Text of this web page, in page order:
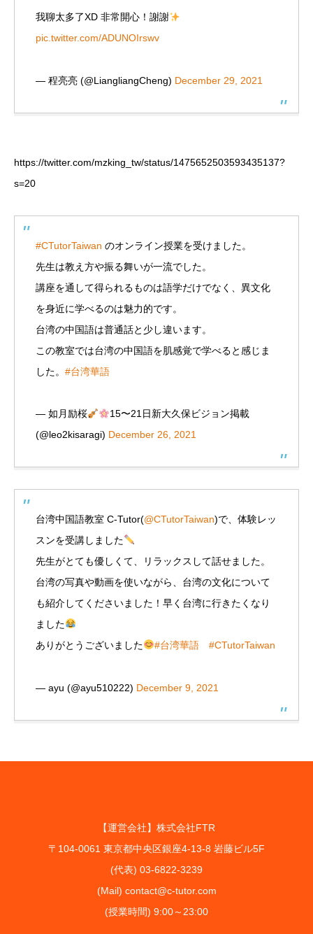
我聊太多了XD 非常開心！謝謝
pic.twitter.com/ADUNOIrswv
— 程亮亮 (@LiangliangCheng) December 29, 2021
https://twitter.com/mzking_tw/status/1475652503593435137?
s=20
#CTutorTaiwan のオンライン授業を受けました。
先生は教え方や振る舞いが一流でした。
講座を通して得られるものは語学だけでなく、異文化
を身近に学べるのは魅力的です。
台湾の中国語は普通話と少し違います。
この教室では台湾の中国語を肌感覚で学べると感じま
した。 #台湾華語
— 如月励桜
15〜21日新大久保ビジョン掲載
(@leo2kisaragi) December 26, 2021
台湾中国語教室 C-Tutor(@CTutorTaiwan)で、体験レッ
スンを受講しました
先生がとても優しくて、リラックスして話せました。
台湾の写真や動画を使いながら、台湾の文化について
も紹介してくださいました！早く台湾に行きたくなり
ました
ありがとうございました
#台湾華語 #CTutorTaiwan
— ayu (@ayu510222) December 9, 2021
【運営会社】株式会社FTR
〒104-0061 東京都中央区銀座4-13-8 岩藤ビル5F
(代表) 03-6822-3239
(Mail) contact@c-tutor.com
(授業時間) 9:00～23:00